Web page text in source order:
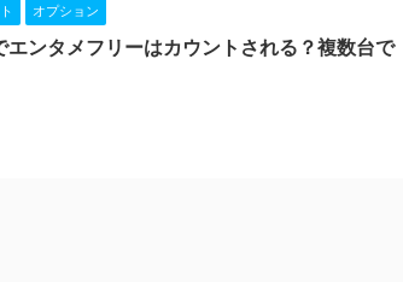
オプション
エンタメフリーはカウントされる？複数台で